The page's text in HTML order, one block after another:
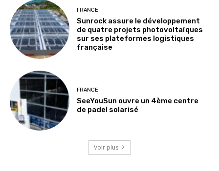
FRANCE
Sunrock assure le développement
de quatre projets photovoltaïques
sur ses plateformes logistiques
française
FRANCE
SeeYouSun ouvre un 4ème centre
de padel solarisé
Voir plus